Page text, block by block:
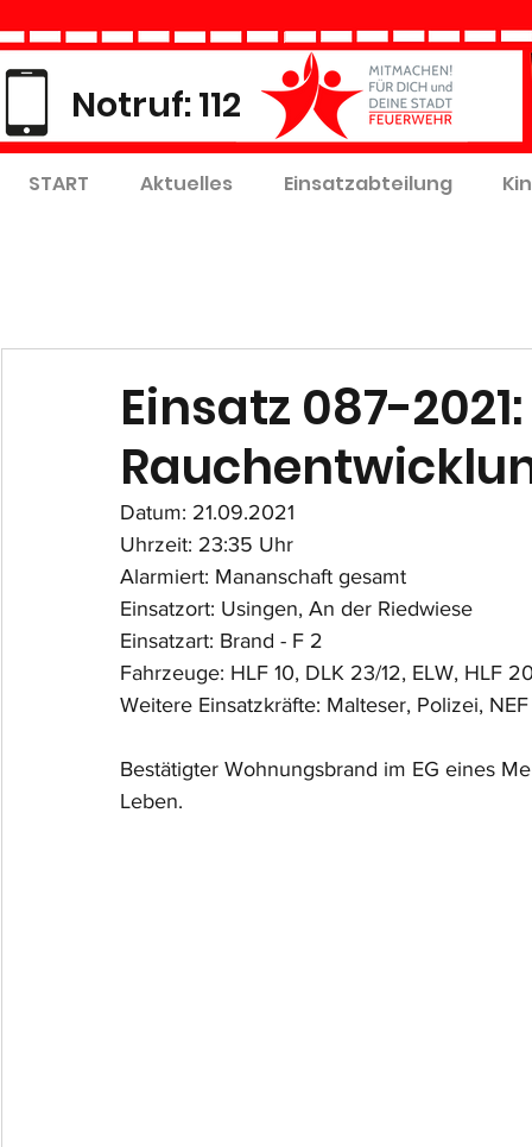
Notruf: 112
START Aktuelles Einsatzabteilung
Einsatz 087-
Datum: 21.09.2021
Uhrzeit: 23:35 Uhr
Alarmiert: Mananschaft gesamt
Einsatzort: Usingen, An der Riedwiese
Einsatzart: Brand - F 2
Fahrzeuge: HLF 10, DLK 23/12, ELW, HLF
Weitere Einsatzkräfte: Malteser, Polizei, NEF
Bestätigter Wohnungsbrand im EG eines
Leben.